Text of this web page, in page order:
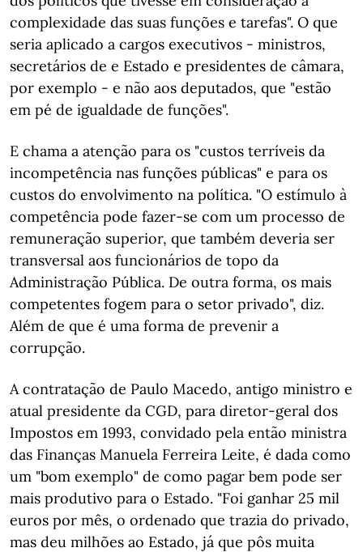
complexidade das suas funções e tarefas". O que
seria aplicado a cargos executivos - ministros,
secretários de e Estado e presidentes de câmara,
por exemplo - e não aos deputados, que "estão
em pé de igualdade de funções".
E chama a atenção para os "custos terríveis da
incompetência nas funções públicas" e para os
custos do envolvimento na política. "O estímulo à
competência pode fazer-se com um processo de
remuneração superior, que também deveria ser
transversal aos funcionários de topo da
Administração Pública. De outra forma, os mais
competentes fogem para o setor privado", diz.
Além de que é uma forma de prevenir a
corrupção.
A contratação de Paulo Macedo, antigo ministro e
atual presidente da CGD, para diretor-geral dos
Impostos em 1993, convidado pela então ministra
das Finanças Manuela Ferreira Leite, é dada como
um "bom exemplo" de como pagar bem pode ser
mais produtivo para o Estado. "Foi ganhar 25 mil
euros por mês, o ordenado que trazia do privado,
mas deu milhões ao Estado, já que pôs muita